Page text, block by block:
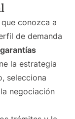
conozca a
de demanda
la estrategia
selecciona
negociación